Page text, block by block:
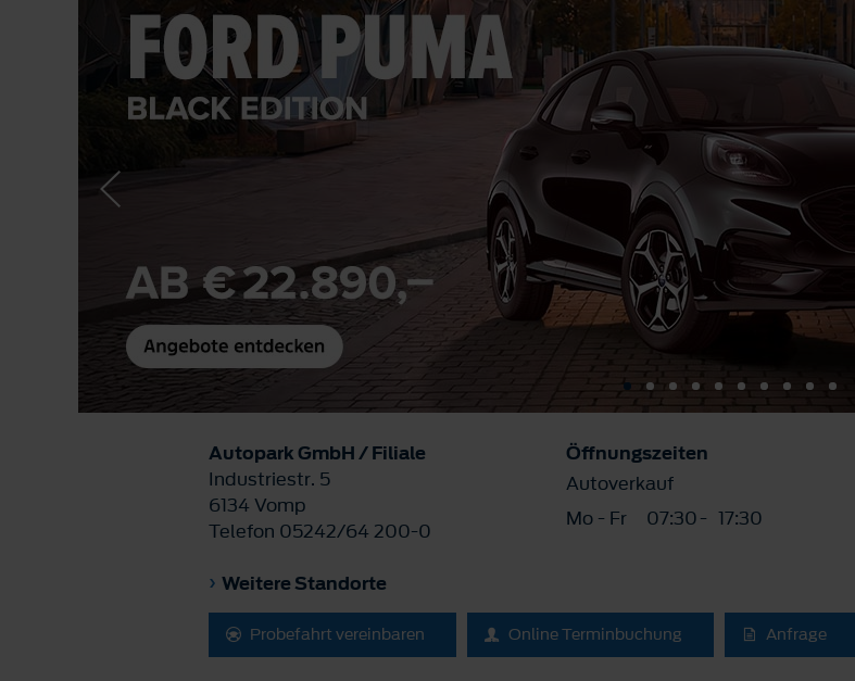
Autopark GmbH / Filiale
Industriestr. 5
6134 Vomp
Telefon 05242/64 200-0
Weitere Standorte
Öffnungszeiten
Autoverkauf
Mo - Fr
07:30- 17:30
Probefahrt vereinbaren Online Terminbuchung Anfrage